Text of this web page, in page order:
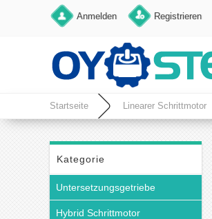
Anmelden Registrieren
Startseite Linearer Schrittmotor
Kategorie
Untersetzungsgetriebe
Hybrid Schrittmotor